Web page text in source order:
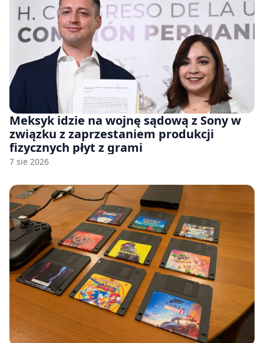
Meksyk idzie na wojnę sądową z Sony w
związku z zaprzestaniem produkcji
fizycznych płyt z grami
7 sie 2026